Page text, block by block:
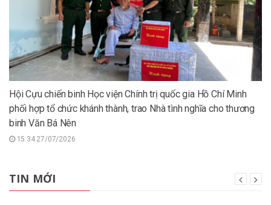
Hội Cựu chiến binh Học viện Chính trị quốc gia Hồ Chí Minh
phối hợp tổ chức khánh thành, trao Nhà tình nghĩa cho thương
binh Văn Bá Nên
15:34 27/07/2026
TIN MỚI